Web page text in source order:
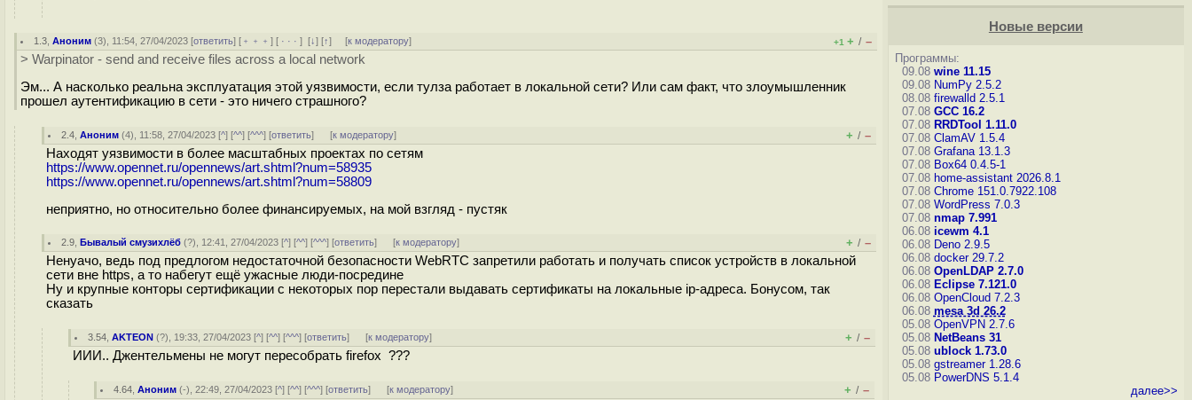
1.3 ,Аноним (3), 11:54, 27/04/2023 [ответить] [ ﹢﹢﹢] [ · · ·][↓] [↑] [к модератору] +1 + / –
> Warpinator - send and receive files across a local network
Эм... А насколько реальна эксплуатация этой уязвимости, если тулза работает в локальной сети? Или сам факт, что злоумышленник
прошел аутентификацию в сети - это ничего страшного?
2.4 ,Аноним (4), 11:58, 27/04/2023 [^] [^^] [^^^] [ответить] [к модератору] + / –
Находят уязвимости в более масштабных проектах по сетям
https://www.opennet.ru/opennews/art.shtml?num=58935
https://www.opennet.ru/opennews/art.shtml?num=58809
неприятно, но относительно более финансируемых, на мой взгляд - пустяк
2.9 ,Бывалый смузихлёб (?), 12:41, 27/04/2023 [^] [^^] [^^^] [ответить] [к модератору] + / –
Ненуачо, ведь под предлогом недостаточной безопасности WebRTC запретили работать и получать список устройств в локальной
сети вне https, а то набегут ещё ужасные люди-посредине
Ну и крупные конторы сертификации с некоторых пор перестали выдавать сертификаты на локальные ip-адреса. Бонусом, так
сказать
3.54 ,AKTEON (?), 19:33, 27/04/2023 [^] [^^] [^^^] [ответить] [к модератору] + / –
ИИИ.. Джентельмены не могут пересобрать firefox ???
4.64 ,Аноним (-), 22:49, 27/04/2023 [^] [^^] [^^^] [ответить] [к модератору] + / –
Новые версии
Программы:
09.08 wine 11.15
09.08 NumPy 2.5.2
08.08 firewalld 2.5.1
07.08 GCC 16.2
07.08 RRDTool 1.11.0
07.08 ClamAV 1.5.4
07.08 Grafana 13.1.3
07.08 Box64 0.4.5-1
07.08 home-assistant 2026.8.1
07.08 Chrome 151.0.7922.108
07.08 WordPress 7.0.3
07.08 nmap 7.991
06.08 icewm 4.1
06.08 Deno 2.9.5
06.08 docker 29.7.2
06.08 OpenLDAP 2.7.0
06.08 Eclipse 7.121.0
06.08 OpenCloud 7.2.3
06.08 mesa 3d 26.2
05.08 OpenVPN 2.7.6
05.08 NetBeans 31
05.08 ublock 1.73.0
05.08 gstreamer 1.28.6
05.08 PowerDNS 5.1.4
далее>>